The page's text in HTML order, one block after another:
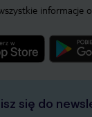
informacje
się do